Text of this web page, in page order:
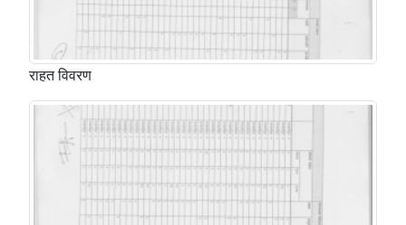
राहत विवरण